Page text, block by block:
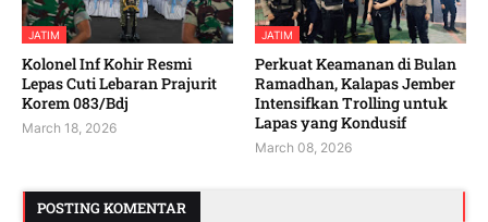
JATIM
Kolonel Inf Kohir Resmi
Lepas Cuti Lebaran Prajurit
Korem 083/Bdj
March 18, 2026
JATIM
Perkuat Keamanan di Bulan
Ramadhan, Kalapas Jember
Intensifkan Trolling untuk
Lapas yang Kondusif
March 08, 2026
POSTING KOMENTAR